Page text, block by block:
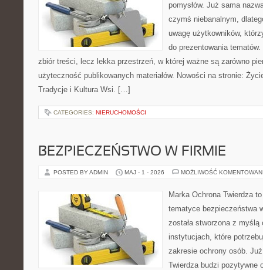
pomysłów. Już sama
czymś niebanalnym,
uwagę użytkowników,
do prezentowania
zbiór treści, lecz lekka przestrzeń, w której ważne są zarówno
użyteczność publikowanych materiałów. Nowości na stronie:
Tradycje i Kultura Wsi. […]
CATEGORIES: NIERUCHOMOŚCI
BEZPIECZEŃSTWO W FIRMIE
POSTED BY ADMIN MAJ - 1 - 2026 MOŻLIWOŚĆ
Marka Ochrona Twierdza
tematyce bezpieczeństwa
została stworzona z
instytucjach, które
zakresie ochrony osób.
Twierdza budzi pozytywne